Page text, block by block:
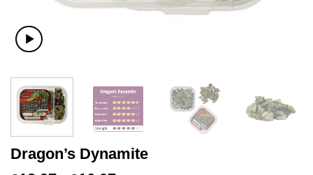
Dragon’s Dynamite